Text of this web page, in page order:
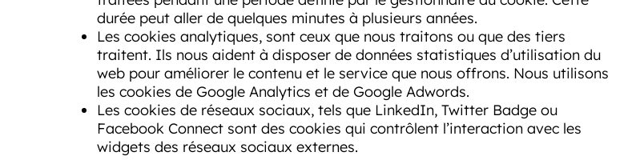
durée peut aller de quelques minutes à plusieurs années.
Les cookies analytiques, sont ceux que nous traitons ou que des tiers
traitent. Ils nous aident à disposer de données statistiques d’utilisation du
web pour améliorer le contenu et le service que nous offrons. Nous utilisons
les cookies de Google Analytics et de Google Adwords.
Les cookies de réseaux sociaux, tels que LinkedIn, Twitter Badge ou
Facebook Connect sont des cookies qui contrôlent l’interaction avec les
widgets des réseaux sociaux externes.